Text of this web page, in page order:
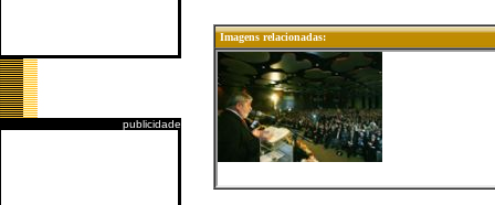
publicidade
Imagens relacionadas: